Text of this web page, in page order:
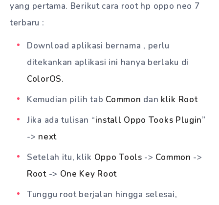
yang pertama. Berikut cara root hp oppo neo 7
terbaru :
Download aplikasi bernama , perlu
ditekankan aplikasi ini hanya berlaku di
ColorOS.
Kemudian pilih tab Common dan klik Root
Jika ada tulisan “install Oppo Tooks Plugin”
-> next
Setelah itu, klik Oppo Tools -> Common ->
Root-> One Key Root
Tunggu root berjalan hingga selesai,